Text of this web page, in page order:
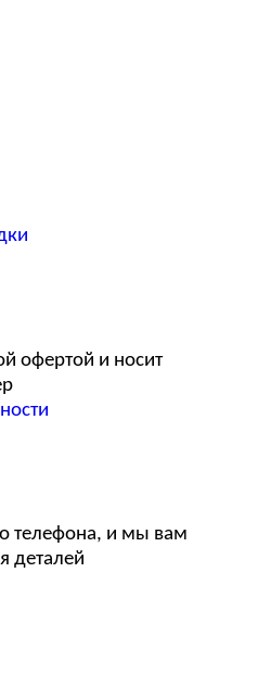
офертой и носит
телефона, и мы вам
деталей